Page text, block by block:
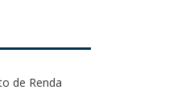
de Renda